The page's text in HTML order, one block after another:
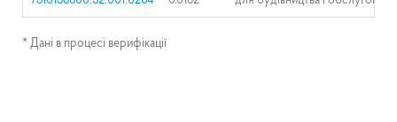
* Дані в процесі верифікації